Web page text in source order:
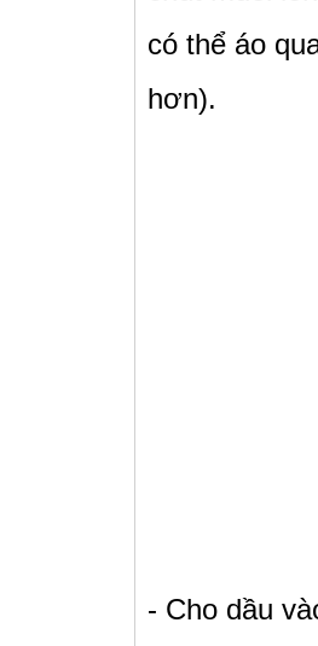
có thể áo
hơn).
- Cho dầu